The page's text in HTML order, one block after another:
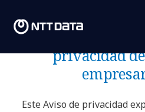
NTT DATA
Latam:
privacidad
Este Aviso de privacidad